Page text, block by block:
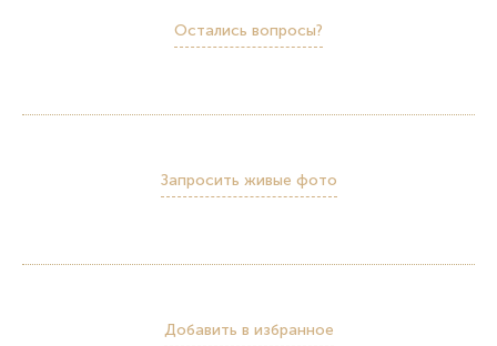
Остались вопросы?
Запросить живые фото
Добавить в избранное